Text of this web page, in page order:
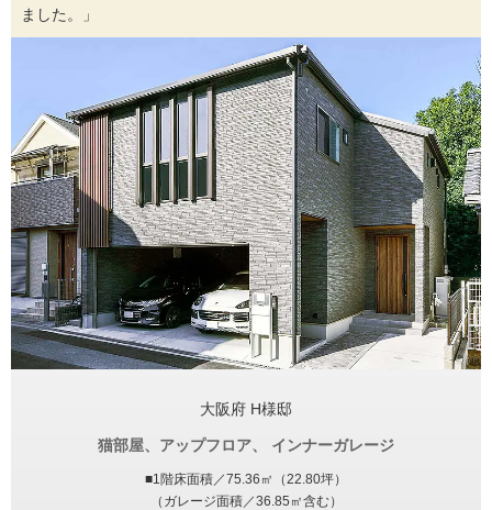
ました。」
大阪府 H様邸
猫部屋、アップフロア、 インナーガレージ
■1階床面積／75.36㎡（22.80坪）
（ガレージ面積／36.85㎡含む）